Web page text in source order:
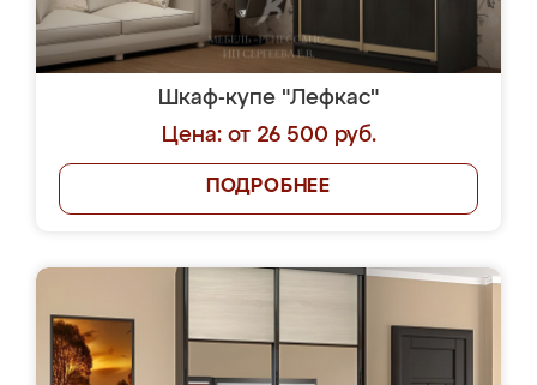
Шкаф-купе "Лефкас"
Цена: от 26 500 руб.
ПОДРОБНЕЕ